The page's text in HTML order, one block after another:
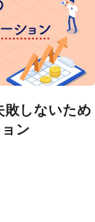
敗しないため
ン